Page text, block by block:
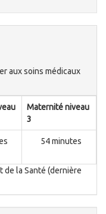
aux soins médicaux
Maternité niveau
3
54 minutes
de la Santé (dernière